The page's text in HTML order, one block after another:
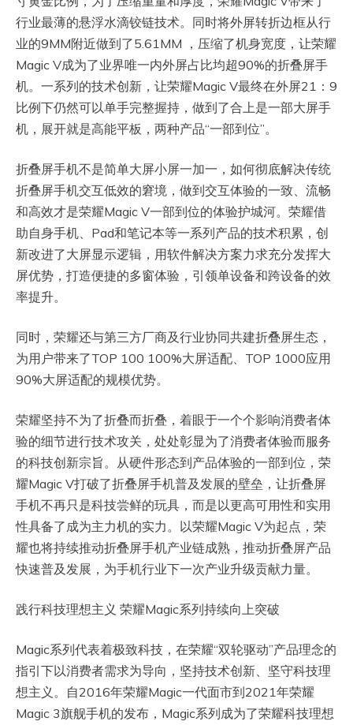
行业最薄的悬浮水滴铰链技术。同时将外屏转折边框从行
业的9MM附近做到了5.61MM ，压缩了机身宽度，让荣耀
Magic V成为了业界唯一内外屏占比均超90%的折叠屏手
机。一系列的技术创新，让荣耀Magic V最终在外屏21：9
比例下仍然可以单手完整握持，做到了合上是一部大屏手
机，展开就是高能平板，两种产品“一部到位”。
折叠屏手机不是简单大屏小屏一加一，如何彻底解决传统
折叠屏手机交互低效的窘境，做到交互体验的一致、流畅
和高效才是荣耀Magic V一部到位的体验护城河。荣耀借
助自身手机、Pad和笔记本等一系列产品的技术积累，创
新改进了大屏显示逻辑，用软件解决方案力求充分发挥大
屏优势，打造便捷的多窗体验，引领单设备和跨设备的效
率提升。
同时，荣耀还与第三方厂商及行业协同共建折叠屏生态，
为用户带来了TOP 100 100%大屏适配、TOP 1000应用
90%大屏适配的规模优势。
荣耀坚持不为了折叠而折叠，着眼于一个个影响消费者体
验的细节进行技术攻关，处处彰显为了消费者体验而服务
的科技创新宗旨。从硬件形态到产品体验的一部到位，荣
耀Magic V打破了折叠屏手机普及发展的壁垒，让折叠屏
手机不再只是科技尝鲜的玩具，而是以更高可用性和实用
性具备了成为主力机的实力。以荣耀Magic V为起点，荣
耀也将持续推动折叠屏手机产业链成熟，推动折叠屏产品
快速普及发展，为手机行业下一次产业升级贡献力量。
践行科技理想主义 荣耀Magic系列持续向上突破
Magic系列代表着极致科技，在荣耀“双轮驱动”产品理念的
指引下以消费者需求为导向，坚持技术创新、坚守科技理
想主义。自2016年荣耀Magic一代面市到2021年荣耀
Magic 3旗舰手机的发布，Magic系列成为了荣耀科技理想